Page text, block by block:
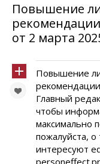
Повышение
от 2 марта
Повышение
Главный
чтобы
максимально
пожалуйста, о
интересуют